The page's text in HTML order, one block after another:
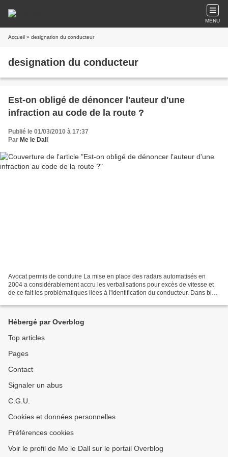
MENU
Accueil » designation du conducteur
designation du conducteur
Est-on obligé de dénoncer l'auteur d'une
infraction au code de la route ?
Publié le 01/03/2010 à 17:37
Par Me le Dall
Avocat permis de conduire La mise en place des radars automatisés en
2004 a considérablement accru les verbalisations pour excès de vitesse et
de ce fait les problématiques liées à l'identification du conducteur. Dans bien
Hébergé par Overblog
Top articles
Pages
Contact
Signaler un abus
C.G.U.
Cookies et données personnelles
Préférences cookies
Voir le profil de Me le Dall sur le portail Overblog